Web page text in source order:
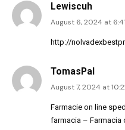
Lewiscuh
August 6, 2024 at
http://
TomasPal
August 7, 2024 at
Farmacie on line
farmacia – Farmacia